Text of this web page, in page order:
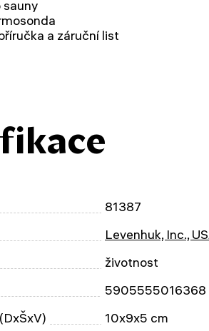
sauny
a záruční list
81387
Levenhuk, Inc.,
životnost
5905555016368
10x9x5 cm